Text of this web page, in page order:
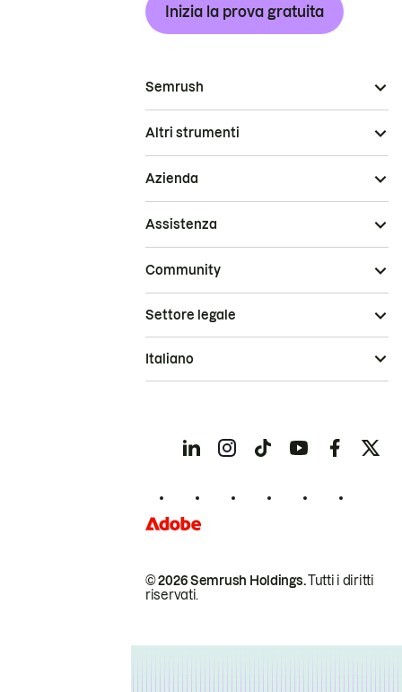
Inizia la prova gratuita
Semrush
Altri strumenti
Azienda
Assistenza
Community
© 2026 Semrush Holdings.Tutti i diritti
riservati.
Settore legale
Italiano